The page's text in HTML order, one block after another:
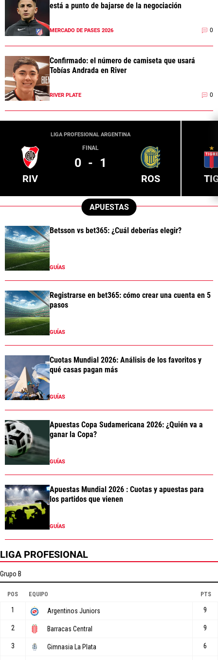
está a punto de bajarse de la negociación
MERCADO DE PASES 2026 0
Confirmado: el número de camiseta que usará
Tobías Andrada en River
RIVER PLATE 0
LIGA PROFESIONAL ARGENTINA
RIV
FINAL
0 - 1
ROS
APUESTAS
Betsson vs bet365: ¿Cuál deberías elegir?
GUÍAS
Registrarse en bet365: cómo crear una cuenta en 5
pasos
GUÍAS
Cuotas Mundial 2026: Análisis de los favoritos y
qué casas pagan más
GUÍAS
Apuestas Copa Sudamericana 2026: ¿Quién va a
ganar la Copa?
GUÍAS
Apuestas Mundial 2026 : Cuotas y apuestas para
los partidos que vienen
GUÍAS
LIGA PROFESIONAL